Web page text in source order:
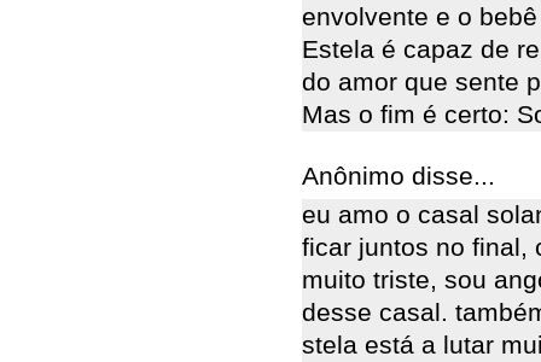
envolvente e o
Estela é capaz de
do amor que sente
Mas o fim é certo:
Anônimo disse...
eu amo o casal
ficar juntos no final,
muito triste, sou
desse casal.
stela está a lutar